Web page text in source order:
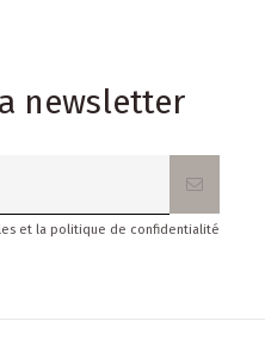
newsletter
et la politique de confidentialité